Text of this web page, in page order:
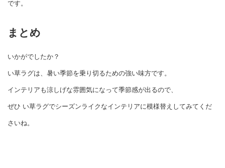
です。
まとめ
いかがでしたか？
い草ラグは、暑い季節を乗り切るための強い味方です。
インテリアも涼しげな雰囲気になって季節感が出るので、
ぜひ い草ラグでシーズンライクなインテリアに模様替えしてみてくだ
さいね。